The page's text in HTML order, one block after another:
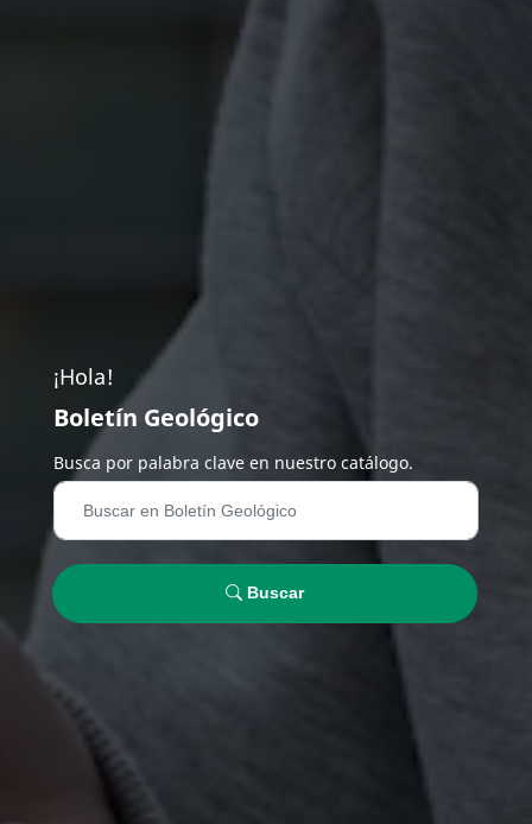
¡Hola!
Boletín Geológico
Busca por palabra clave en nuestro catálogo.
Buscar